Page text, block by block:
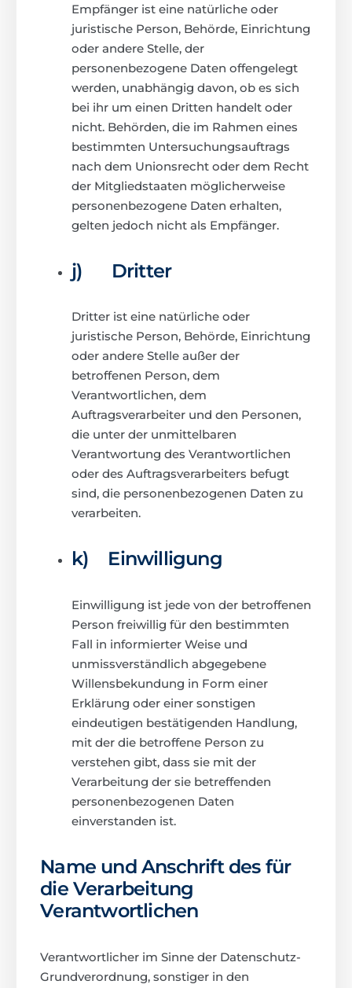
Empfänger ist eine natürliche oder
juristische Person, Behörde, Einrichtung
oder andere Stelle, der
personenbezogene Daten offengelegt
werden, unabhängig davon, ob es sich
bei ihr um einen Dritten handelt oder
nicht. Behörden, die im Rahmen eines
bestimmten Untersuchungsauftrags
nach dem Unionsrecht oder dem Recht
der Mitgliedstaaten möglicherweise
personenbezogene Daten erhalten,
gelten jedoch nicht als Empfänger.
j) Dritter
Dritter ist eine natürliche oder
juristische Person, Behörde, Einrichtung
oder andere Stelle außer der
betroffenen Person, dem
Verantwortlichen, dem
Auftragsverarbeiter und den Personen,
die unter der unmittelbaren
Verantwortung des Verantwortlichen
oder des Auftragsverarbeiters befugt
sind, die personenbezogenen Daten zu
verarbeiten.
k) Einwilligung
Einwilligung ist jede von der betroffenen
Person freiwillig für den bestimmten
Fall in informierter Weise und
unmissverständlich abgegebene
Willensbekundung in Form einer
Erklärung oder einer sonstigen
eindeutigen bestätigenden Handlung,
mit der die betroffene Person zu
verstehen gibt, dass sie mit der
Verarbeitung der sie betreffenden
personenbezogenen Daten
einverstanden ist.
Name und Anschrift des für
die Verarbeitung
Verantwortlichen
Verantwortlicher im Sinne der Datenschutz-
Grundverordnung, sonstiger in den